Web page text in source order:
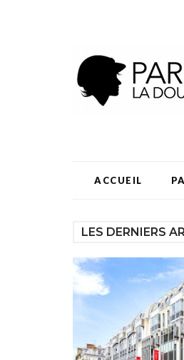
ACCUEIL
LES DERNIERS